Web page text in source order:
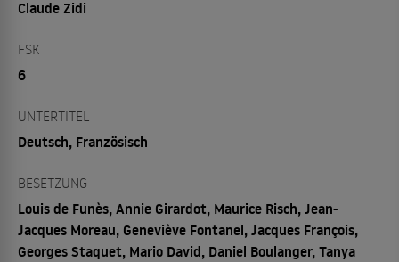
Claude Zidi
FSK
6
UNTERTITEL
Deutsch, Französisch
BESETZUNG
Louis de Funès, Annie Girardot, Maurice Risch, Jean-
Jacques Moreau, Geneviève Fontanel, Jacques François,
Georges Staquet, Mario David, Daniel Boulanger, Tanya